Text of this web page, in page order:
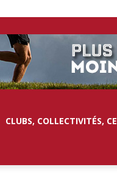
CLUBS, COLLECTIVITÉS, CE